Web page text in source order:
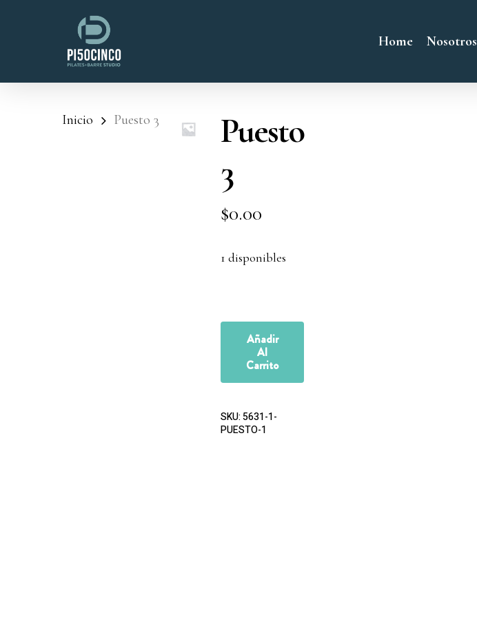
Home Nosotros
Inicio Puesto 3
Puesto
3
$0.00
1 disponibles
Añadir
Al
Carrito
SKU:5631-1-
PUESTO-1